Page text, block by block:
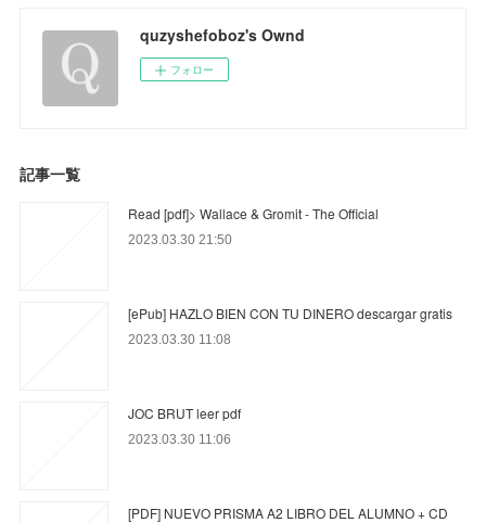
quzyshefoboz's Ownd
フォロー
記事一覧
Read [pdf]> Wallace & Gromit - The Official
2023.03.30 21:50
[ePub] HAZLO BIEN CON TU DINERO descargar gratis
2023.03.30 11:08
JOC BRUT leer pdf
2023.03.30 11:06
[PDF] NUEVO PRISMA A2 LIBRO DEL ALUMNO + CD